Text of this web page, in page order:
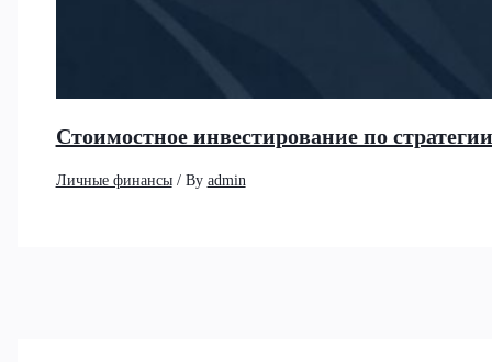
Стоимостное инвестирование по
Личные финансы/ By admin